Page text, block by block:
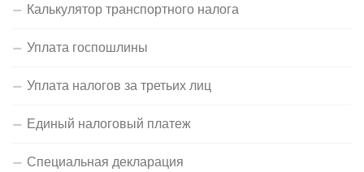
Калькулятор транспортного налога
Уплата госпошлины
Уплата налогов за третьих лиц
Единый налоговый платеж
Специальная декларация